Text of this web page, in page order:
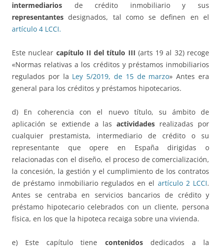
intermediarios de crédito inmobiliario y sus
representantes designados, tal como se definen en el
artículo 4 LCCI.
Este nuclear capítulo II del título III (arts 19 al 32) recoge
«Normas relativas a los créditos y préstamos inmobiliarios
regulados por la Ley 5/2019, de 15 de marzo» Antes era
general para los créditos y préstamos hipotecarios.
d) En coherencia con el nuevo título, su ámbito de
aplicación se extiende a lasactividades realizadas por
cualquier prestamista, intermediario de crédito o su
representante que opere en España dirigidas o
relacionadas con el diseño, el proceso de comercialización,
la concesión, la gestión y el cumplimiento de los contratos
de préstamo inmobiliario regulados en el artículo 2 LCCI.
Antes se centraba en servicios bancarios de crédito y
préstamo hipotecario celebrados con un cliente, persona
física, en los que la hipoteca recaiga sobre una vivienda.
e) Este capítulo tiene contenidosdedicados a la